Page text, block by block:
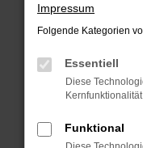
Beim Laden ist
Hier sind ein
Überprüfe
deine
Impressum
Folgende Kategorien
Essentiell
Diese
Funktional